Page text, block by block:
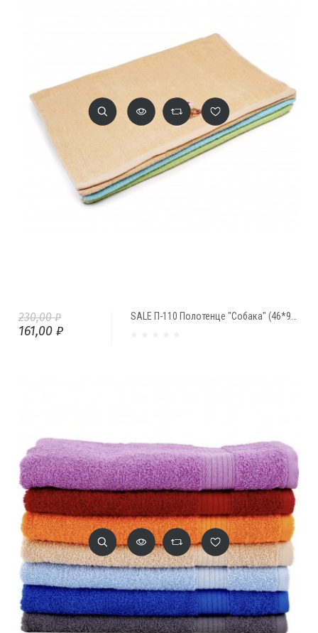
230,00 ₽
161,00 ₽